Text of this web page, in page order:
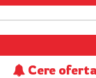
Cere